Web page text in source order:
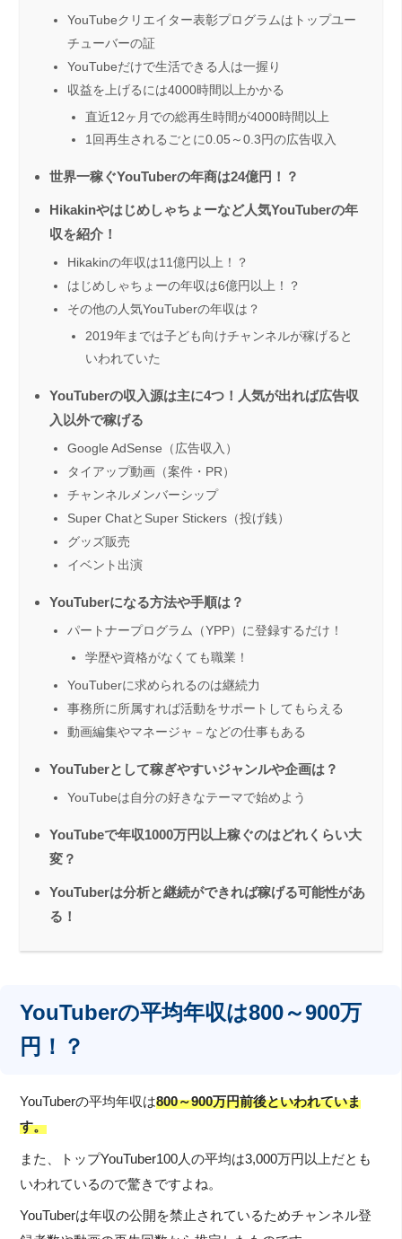
YouTubeクリエイター表彰プログラムはトップユー
チューバーの証
YouTubeだけで生活できる人は一握り
収益を上げるには4000時間以上かかる
直近12ヶ月での総再生時間が4000時間以上
1回再生されるごとに0.05～0.3円の広告収入
世界一稼ぐYouTuberの年商は24億円！？
Hikakinやはじめしゃちょーなど人気YouTuberの年
収を紹介！
Hikakinの年収は11億円以上！？
はじめしゃちょーの年収は6億円以上！？
その他の人気YouTuberの年収は？
2019年までは子ども向けチャンネルが稼げると
いわれていた
YouTuberの収入源は主に4つ！人気が出れば広告収
入以外で稼げる
Google AdSense（広告収入）
タイアップ動画（案件・PR）
チャンネルメンバーシップ
Super ChatとSuper Stickers（投げ銭）
グッズ販売
イベント出演
YouTuberになる方法や手順は？
パートナープログラム（YPP）に登録するだけ！
学歴や資格がなくても職業！
YouTuberに求められるのは継続力
事務所に所属すれば活動をサポートしてもらえる
動画編集やマネージャ－などの仕事もある
YouTuberとして稼ぎやすいジャンルや企画は？
YouTubeは自分の好きなテーマで始めよう
YouTubeで年収1000万円以上稼ぐのはどれくらい大
変？
YouTuberは分析と継続ができれば稼げる可能性があ
る！
YouTuberの平均年収は800～900万
円！？
YouTuberの平均年収は800～900万円前後といわれていま
す。
また、トップYouTuber100人の平均は3,000万円以上だとも
いわれているので驚きですよね。
YouTuberは年収の公開を禁止されているためチャンネル登